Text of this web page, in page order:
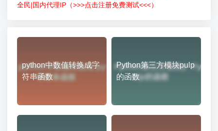
全民|国内代理IP（>>>点击注册免费测试<<<）
python中数值转换成字
符串函数
Python第三方模块pulp
的函数